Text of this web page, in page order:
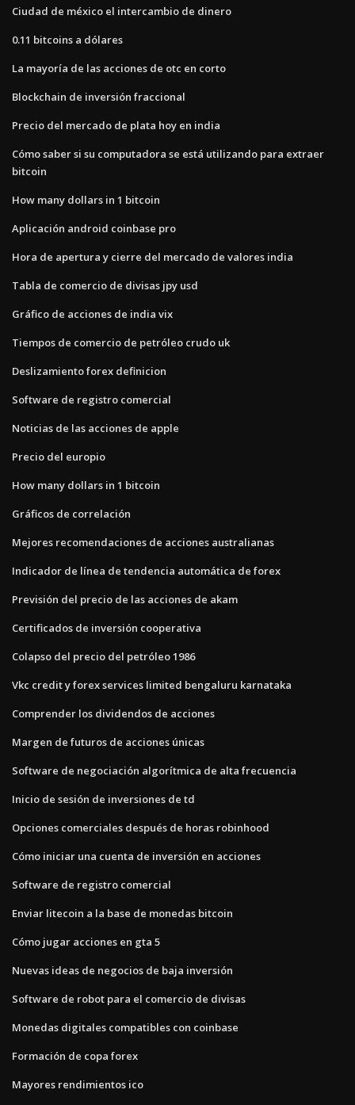
Ciudad de méxico el intercambio de dinero
0.11 bitcoins a dólares
La mayoría de las acciones de otc en corto
Blockchain de inversión fraccional
Precio del mercado de plata hoy en india
Cómo saber si su computadora se está utilizando para extraer
bitcoin
How many dollars in 1 bitcoin
Aplicación android coinbase pro
Hora de apertura y cierre del mercado de valores india
Tabla de comercio de divisas jpy usd
Gráfico de acciones de india vix
Tiempos de comercio de petróleo crudo uk
Deslizamiento forex definicion
Software de registro comercial
Noticias de las acciones de apple
Precio del europio
How many dollars in 1 bitcoin
Gráficos de correlación
Mejores recomendaciones de acciones australianas
Indicador de línea de tendencia automática de forex
Previsión del precio de las acciones de akam
Certificados de inversión cooperativa
Colapso del precio del petróleo 1986
Vkc credit y forex services limited bengaluru karnataka
Comprender los dividendos de acciones
Margen de futuros de acciones únicas
Software de negociación algorítmica de alta frecuencia
Inicio de sesión de inversiones de td
Opciones comerciales después de horas robinhood
Cómo iniciar una cuenta de inversión en acciones
Software de registro comercial
Enviar litecoin a la base de monedas bitcoin
Cómo jugar acciones en gta 5
Nuevas ideas de negocios de baja inversión
Software de robot para el comercio de divisas
Monedas digitales compatibles con coinbase
Formación de copa forex
Mayores rendimientos ico